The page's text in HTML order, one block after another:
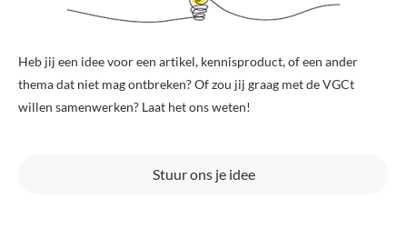
Heb jij een idee voor een artikel, kennisproduct, of een ander
thema dat niet mag ontbreken? Of zou jij graag met de VGCt
willen samenwerken? Laat het ons weten!
Stuur ons je idee